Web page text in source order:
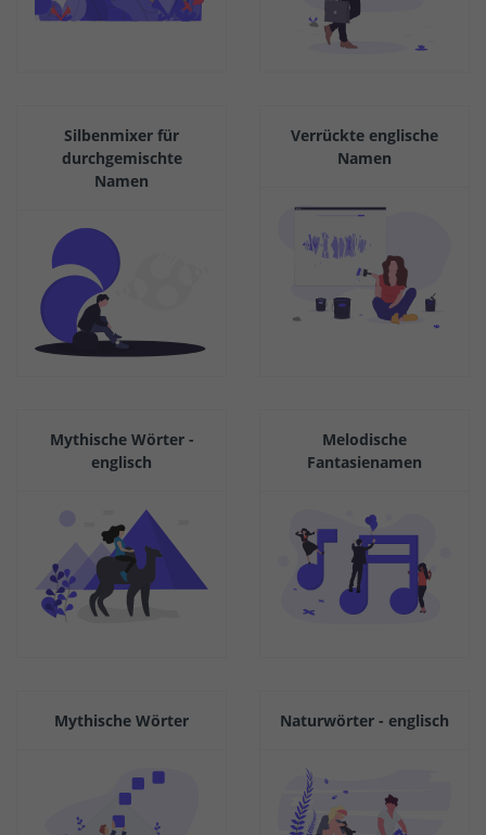
Silbenmixer für
durchgemischte
Namen
Verrückte englische
Namen
Mythische Wörter -
englisch
Melodische
Fantasienamen
Mythische Wörter Naturwörter - englisch